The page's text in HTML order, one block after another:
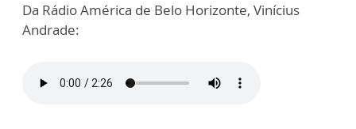
Da Rádio América de Belo Horizonte, Vinícius
Andrade: